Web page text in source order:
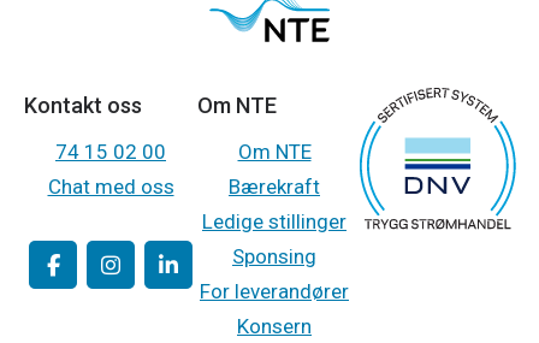
Kontakt oss
74 15 02 00
Chat med oss
Om NTE
Om NTE
Bærekraft
Ledige stillinger
Sponsing
For leverandører
Konsern